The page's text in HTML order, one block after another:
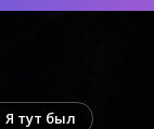
Я тут был